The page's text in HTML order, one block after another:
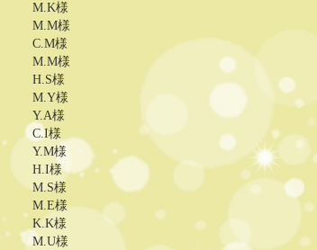
M.K様
M.M様
C.M様
M.M様
H.S様
M.Y様
Y.A様
C.I様
Y.M様
H.I様
M.S様
M.E様
K.K様
M.U様